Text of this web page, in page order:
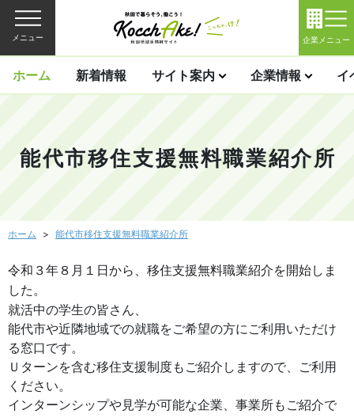
メニュー 企業メニュー
ホーム 新着情報 サイト案内 企業情報 イ
能代市移住支援無料職業紹介所
ホーム 能代市移住支援無料職業紹介所
令和３年８月１日から、移住支援無料職業紹介を開始しま
した。
就活中の学生の皆さん、
能代市や近隣地域での就職をご希望の方にご利用いただけ
る窓口です。
Ｕターンを含む移住支援制度もご紹介しますので、ご利用
ください。
インターンシップや見学が可能な企業、事業所もご紹介で